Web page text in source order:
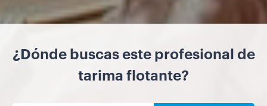
¿Dónde buscas este profesional de
tarima flotante?